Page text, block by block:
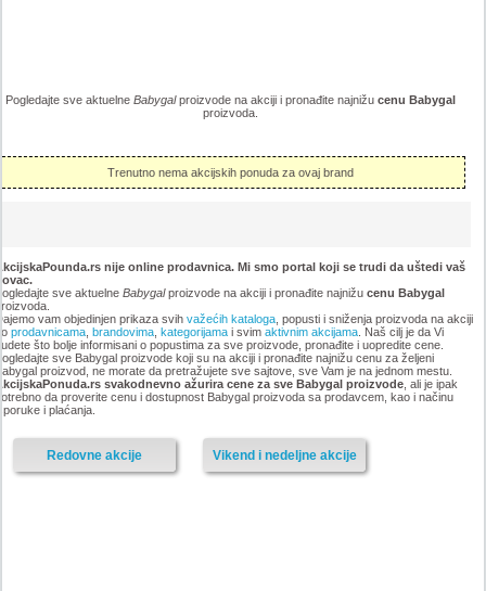
Pogledajte sve aktuelneBabygalproizvode na akciji i pronađite najnižucenu Babygal
proizvoda.
Trenutno nema akcijskih ponuda za ovaj brand
nije online prodavnica. Mi smo portal koji se trudi da uštedi vaš
sve aktuelne Babygalproizvode na akciji i pronađite najnižu cenu Babygal
vam objedinjen prikaza svih važećih kataloga, popusti i sniženja proizvoda na akciji
prodavnicama, brandovima, kategorijamai svim aktivnim akcijama. Naš cilj je da Vi
što bolje informisani o popustima za sve proizvode, pronađite i uopredite cene.
sve Babygal proizvode koji su na akciji i pronađite najnižu cenu za željeni
proizvod, ne morate da pretražujete sve sajtove, sve Vam je na jednom mestu.
svakodnevno ažurira cene za sve Babygal proizvode, ali je ipak
da proverite cenu i dostupnost Babygal proizvoda sa prodavcem, kao i načinu
i plaćanja.
Vikend i nedeljne akcije
Redovne akcije